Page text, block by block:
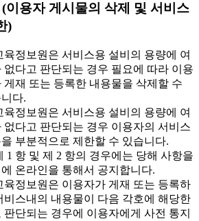
이용자 게시물의 삭제 및 서비스
)
정보원은 서비스용 설비의 용량에 여
없다고 판단되는 경우 필요에 따라 이용
게재 또는 등록한 내용물을 삭제할 수
다.
정보원은 서비스용 설비의 용량에 여
없다고 판단되는 경우 이용자의 서비스
부분적으로 제한할 수 있습니다.
1 항 및 제 2 항의 경우에는 당해 사항을
온라인을 통해서 공지합니다.
정보원은 이용자가 게재 또는 등록하
비스내의 내용물이 다음 각호에 해당한
판단되는 경우에 이용자에게 사전 통지